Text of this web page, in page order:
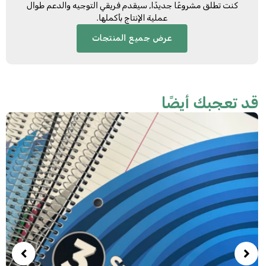
كنت تطلق مشروعًا جديدًا, سيقدم فريقي التوجيه والدعم طوال
عملية الإنتاج بأكملها.
عرض جميع المنتجات
تعجبك أيضًا